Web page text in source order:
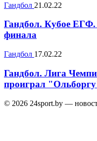
Гандбол 21.02.22
Гандбол. Кубое
финала
Гандбол 17.02.22
Гандбол. Лига
проиграл
© 2026 24sport.by —